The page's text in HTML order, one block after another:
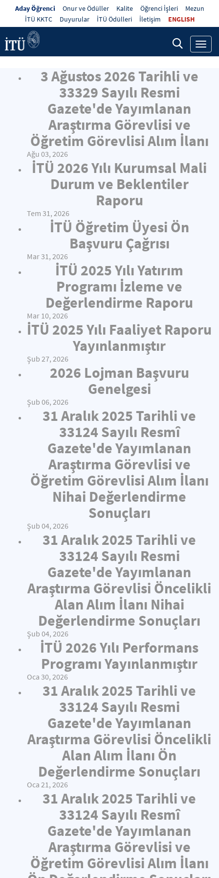
Aday Öğrenci Onur ve Ödüller Kalite Öğrenci İşleri
Mezun
İTÜ KKTC
Duyurular İTÜ Ödülleri İletişim ENGLISH
3 Ağustos 2026 Tarihli ve
33329 Sayılı Resmi
Gazete'de Yayımlanan
Araştırma Görevlisi ve
Öğretim Görevlisi Alım İlanı
Ağu 03, 2026
İTÜ 2026 Yılı Kurumsal Mali
Durum ve Beklentiler
Raporu
Tem 31, 2026
İTÜ Öğretim Üyesi Ön
Başvuru Çağrısı
Mar 31, 2026
İTÜ 2025 Yılı Yatırım
Programı İzleme ve
Değerlendirme Raporu
Mar 10, 2026
İTÜ 2025 Yılı Faaliyet Raporu
Yayınlanmıştır
Şub 27, 2026
2026 Lojman Başvuru
Genelgesi
Şub 06, 2026
31 Aralık 2025 Tarihli ve
33124 Sayılı Resmî
Gazete'de Yayımlanan
Araştırma Görevlisi ve
Öğretim Görevlisi Alım İlanı
Nihai Değerlendirme
Sonuçları
Şub 04, 2026
31 Aralık 2025 Tarihli ve
33124 Sayılı Resmi
Gazete'de Yayımlanan
Araştırma Görevlisi Öncelikli
Alan Alım İlanı Nihai
Değerlendirme Sonuçları
Şub 04, 2026
İTÜ 2026 Yılı Performans
Programı Yayınlanmıştır
Oca 30, 2026
31 Aralık 2025 Tarihli ve
33124 Sayılı Resmi
Gazete'de Yayımlanan
Araştırma Görevlisi Öncelikli
Alan Alım İlanı Ön
Değerlendirme Sonuçları
Oca 21, 2026
31 Aralık 2025 Tarihli ve
33124 Sayılı Resmî
Gazete'de Yayımlanan
Araştırma Görevlisi ve
Öğretim Görevlisi Alım İlanı